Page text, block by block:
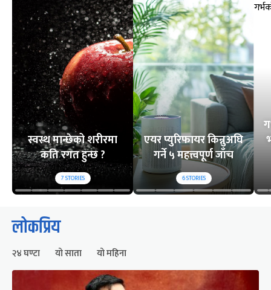
स्वस्थ मान्छेको शरीरमा
कति रगत हुन्छ ?
7STORIES
एयर प्युरिफायर किन्नुअघि
गर्ने ५ महत्त्वपूर्ण जाँच
6STORIES
लोकप्रिय
२४ घण्टा यो साता यो महिना